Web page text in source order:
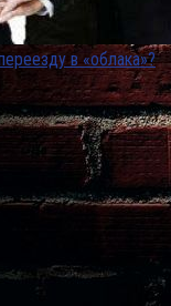
в «облака»?